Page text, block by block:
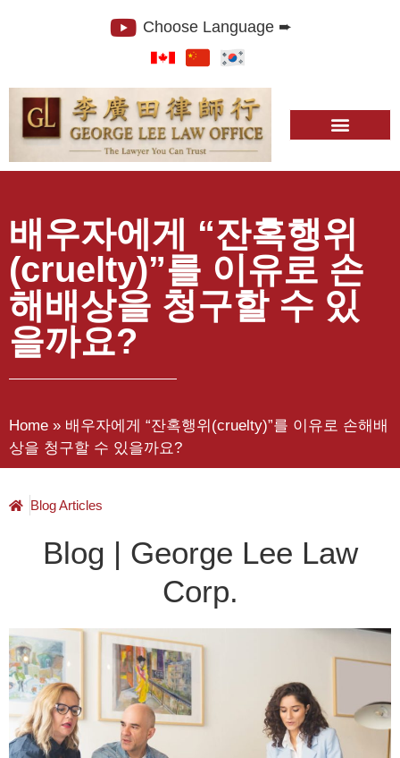
Choose Language ➨
배우자에게 “잔혹행위
(cruelty)”를 이유로 손
해배상을 청구할 수 있
을까요?
Home » 배우자에게 “잔혹행위(cruelty)”를 이유로 손해배
상을 청구할 수 있을까요?
Blog Articles
Blog | George Lee Law
Corp.